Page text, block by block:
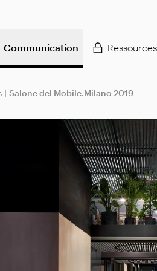
Communication
| Salone del Mobile.Milano 2019